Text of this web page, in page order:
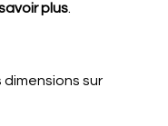
plus
sur